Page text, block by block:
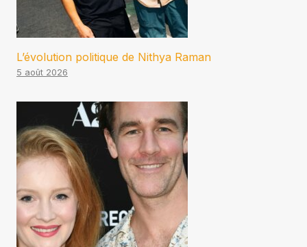
L’évolution politique de Nithya Raman
5 août 2026